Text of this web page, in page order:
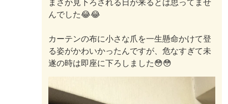
まさか見下ろされる日が来るとは思ってませ
んでした😂😂
カーテンの布に小さな爪を一生懸命かけて登
る姿がかわいかったんですが、危なすぎて未
遂の時は即座に下ろしました😳😳